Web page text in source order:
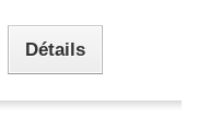
Détails